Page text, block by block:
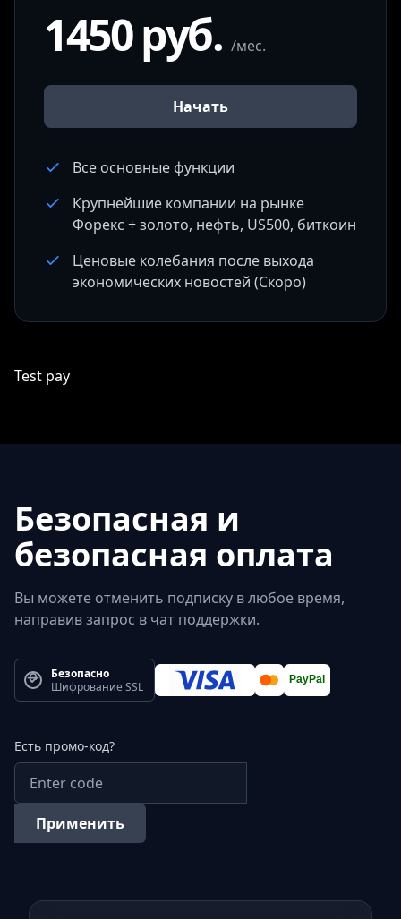
1450 руб. /мес.
Начать
Все основные функции
Крупнейшие компании на рынке
Форекс + золото, нефть, US500, биткоин
Ценовые колебания после выхода
экономических новостей (Скоро)
Test pay
Безопасная и
безопасная оплата
Вы можете отменить подписку в любое время,
направив запрос в чат поддержки.
Безопасно
Шифрование SSL
PayPal
Есть промо-код?
Применить